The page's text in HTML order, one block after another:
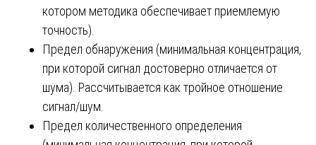
котором методика обеспечивает приемлемую
точность).
Предел обнаружения (минимальная концентрация,
при которой сигнал достоверно отличается от
шума). Рассчитывается как тройное отношение
сигнал/шум.
Предел количественного определения